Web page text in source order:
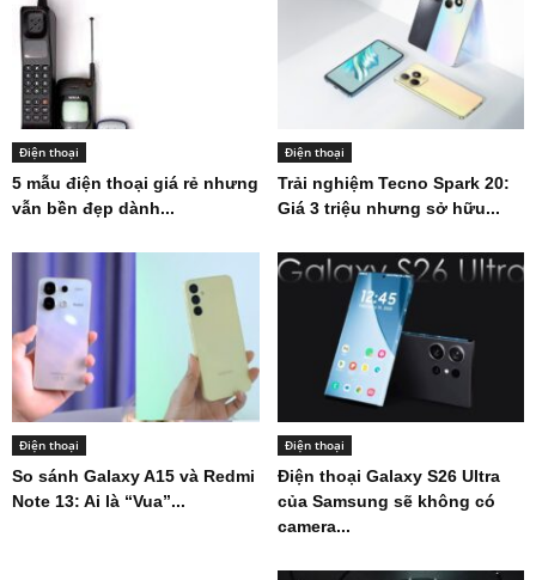
Điện thoại
5 mẫu điện thoại giá rẻ nhưng
vẫn bền đẹp dành...
Điện thoại
Trải nghiệm Tecno Spark 20:
Giá 3 triệu nhưng sở hữu...
Điện thoại
So sánh Galaxy A15 và Redmi
Note 13: Ai là “Vua”...
Điện thoại
Điện thoại Galaxy S26 Ultra
của Samsung sẽ không có
camera...